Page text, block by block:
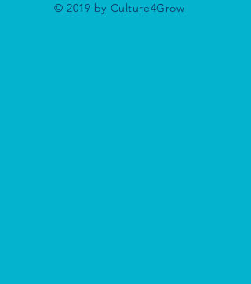
© 2019 by Culture4Grow